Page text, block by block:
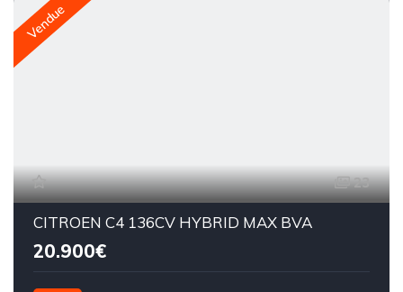
Vendue
23
CITROEN C4 136CV HYBRID MAX BVA
20.900€